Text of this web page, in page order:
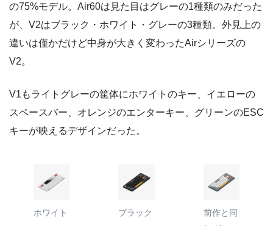
の75%モデル。Air60は見た目はグレーの1種類のみだった
が、V2はブラック・ホワイト・グレーの3種類。外見上の
違いは僅かだけど中身が大きく変わったAirシリーズの
V2。
V1もライトグレーの筐体にホワイトのキー、イエローの
スペースバー、オレンジのエンターキー、グリーンのESC
キーが映えるデザインだった。
ホワイト ブラック
前作と同